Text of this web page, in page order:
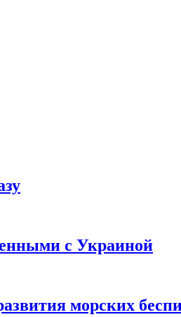
с Украиной
морских